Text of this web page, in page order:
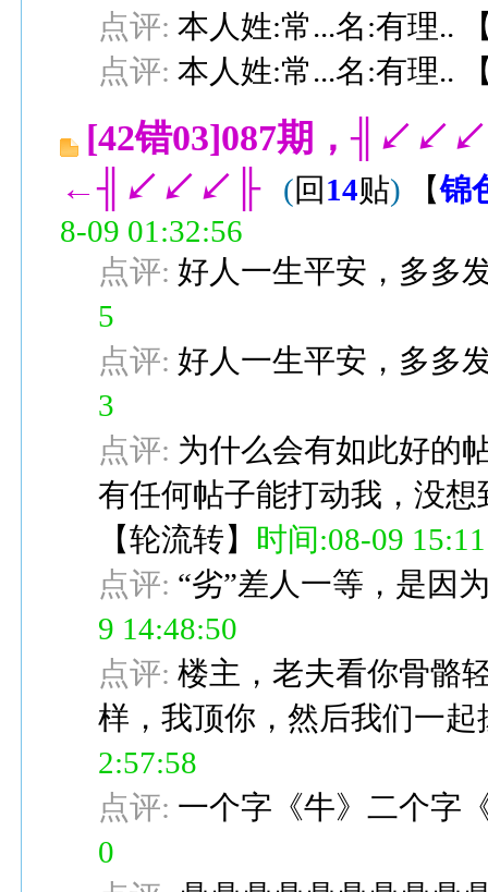
点评: 本人姓:常...名:有理..
点评: 本人姓:常...名:有理..
[42错03]087期，
←╢↙↙↙╟
(回 14贴) 【锦
8-09 01:32:56
点评: 好人一生平安，多多
5
点评: 好人一生平安，多多
3
点评: 为什么会有如此好的
有任何帖子能打动我，没
【轮流转】 时间:08-09
点评: “劣”差人一等，是因
9 14:48:50
点评: 楼主，老夫看你骨骼
样，我顶你，然后我们一
2:57:58
点评: 一个字《牛》二个字
0